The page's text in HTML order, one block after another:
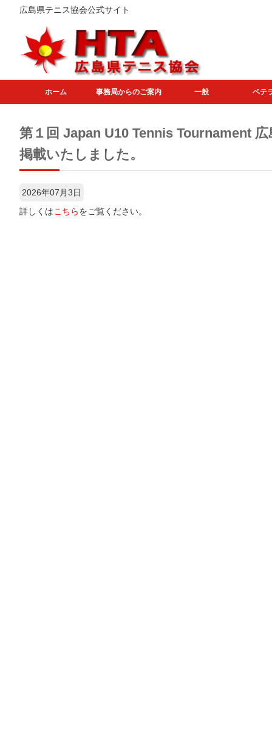
広島県テニス協会公式サイト
ホーム 事務局からのご案内 一般 ベテ
第１回 Japan U10 Tennis Tournament
掲載いたしました。
2026年07月3日
詳しくはこちらをご覧ください。